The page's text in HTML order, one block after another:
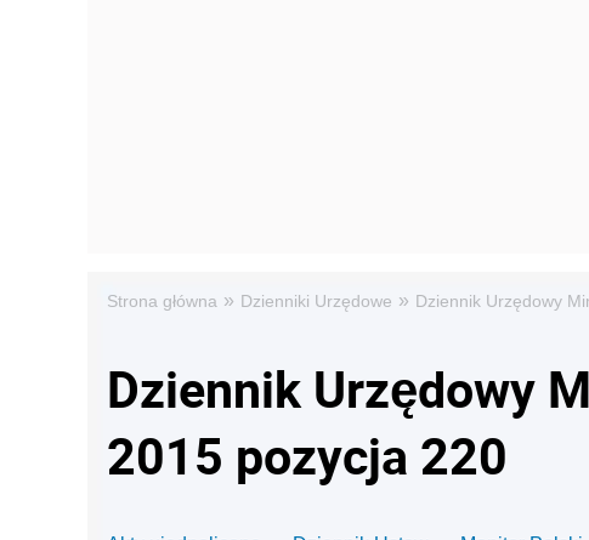
Strona główna » Dzienniki Urzędowe » Dziennik Urzędowy
Dziennik Urzędowy
2015 pozycja 220